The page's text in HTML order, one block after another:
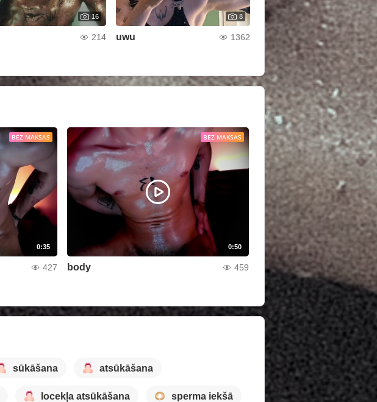
16
214
8
uwu 1362
BEZ MAKSAS
0:35
427
BEZ MAKSAS
0:50
body 459
sūkāšana atsūkāšana
locekļa atsūkāšana sperma iekšā